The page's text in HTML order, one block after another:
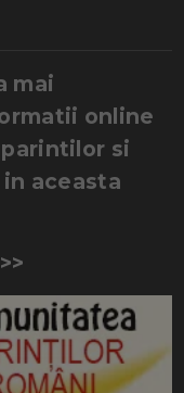
mai
online
si
aceasta